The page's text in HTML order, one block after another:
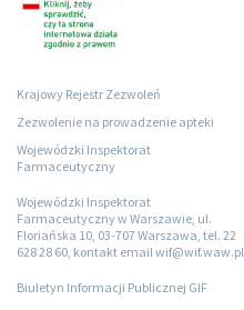
Krajowy Rejestr Zezwoleń
Zezwolenie na prowadzenie apteki
Wojewódzki Inspektorat
Farmaceutyczny
Wojewódzki Inspektorat
Farmaceutyczny w Warszawie, ul.
Floriańska 10, 03-707 Warszawa, tel. 22
628 28 60, kontakt email wif@wif.waw.pl
Biuletyn Informacji Publicznej GIF